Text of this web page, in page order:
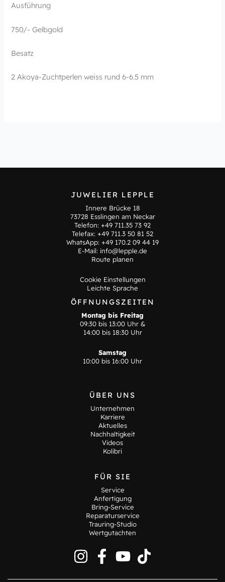
Ausführung
750/- Gelbgold
Besatz
2 Akoya-Zuchtperlen weiss rund 6-6.5 mm
JUWELIER LEPPLE
Innere Brücke 18
73728 Esslingen am Neckar
Telefon: +49 711.35 73 92
Telefax: +49 711.3 50 81 52
WhatsApp: +49 170.2 09 44 19
E-Mail: info@lepple.de
Route planen
Cookie Einstellungen
Leichte Sprache
ÖFFNUNGSZEITEN
Montag bis Freitag
09:30 bis 13:00 Uhr &
14:00 bis 18:30 Uhr
Samstag
10:00 bis 16:00 Uhr
ÜBER UNS
Unternehmen
Karriere
Aktuelles
Nachhaltigkeit
Videos
Kolibri
FÜR SIE
Service
Anfertigung
Bring-Service
Reparaturservice
Trauring-Studio
Wertgutachten